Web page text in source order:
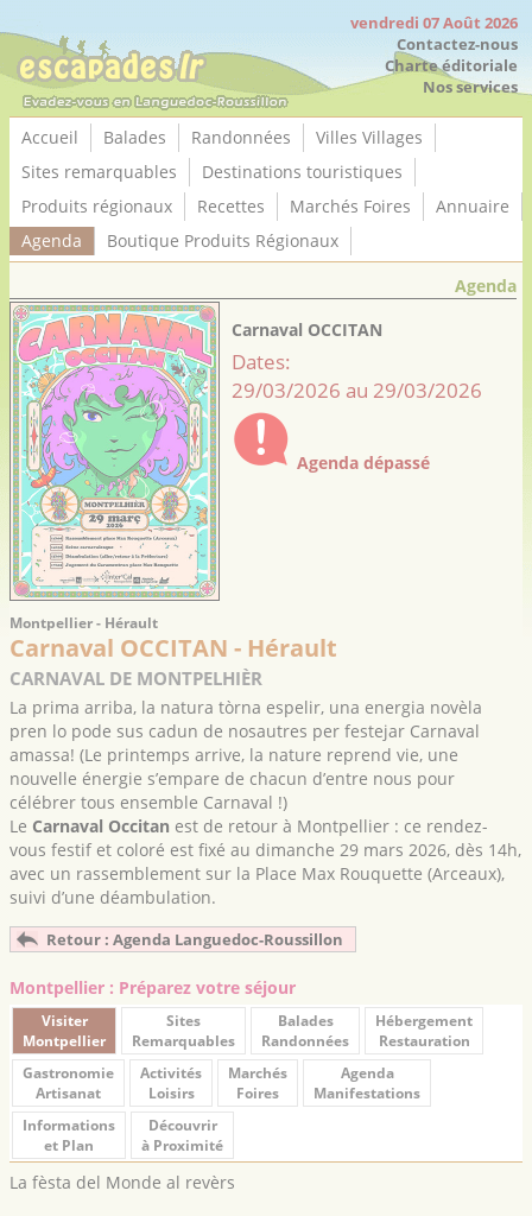
vendredi 07 Août 2026
Contactez-nous
Charte éditoriale
Nos services
Accueil Balades Randonnées
Villes Villages
Sites remarquables
Destinations touristiques
Produits régionaux
Recettes Marchés Foires
Annuaire
Agenda
Boutique Produits Régionaux
Agenda
Carnaval OCCITAN
Dates:
29/03/2026 au 29/03/2026
Agenda dépassé
Montpellier - Hérault
Carnaval OCCITAN - Hérault
CARNAVAL DE MONTPELHIÈR
La prima arriba, la natura tòrna espelir, una energia novèla
pren lo pode sus cadun de nosautres per festejar Carnaval
amassa! (Le printemps arrive, la nature reprend vie, une
nouvelle énergie s’empare de chacun d’entre nous pour
célébrer tous ensemble Carnaval !)
Le Carnaval Occitan est de retour à Montpellier : ce rendez-
vous festif et coloré est fixé au dimanche 29 mars 2026, dès 14h,
avec un rassemblement sur la Place Max Rouquette (Arceaux),
suivi d’une déambulation.
Retour : Agenda Languedoc-Roussillon
Montpellier : Préparez votre séjour
Visiter
Montpellier
Sites
Remarquables
Balades
Randonnées
Hébergement
Restauration
Gastronomie
Artisanat
Activités
Loisirs
Marchés
Foires
Agenda
Manifestations
Informations
et Plan
Découvrir
à Proximité
La fèsta del Monde al revèrs